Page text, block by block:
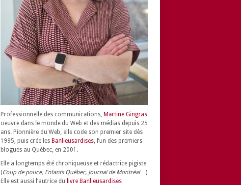
Professionnelle des communications, Martine Gingras
oeuvre dans le monde du Web et des médias depuis 25
ans. Pionnière du Web, elle code son premier site dès
1995, puis crée les Banlieusardises , l’un des premiers
blogues au Québec, en 2001.
Elle a longtemps été chroniqueuse et rédactrice pigiste
(Coup de pouce, Enfants Québec, Journal de Montréal…)
Elle est aussi l’autrice du livre Banlieusardises